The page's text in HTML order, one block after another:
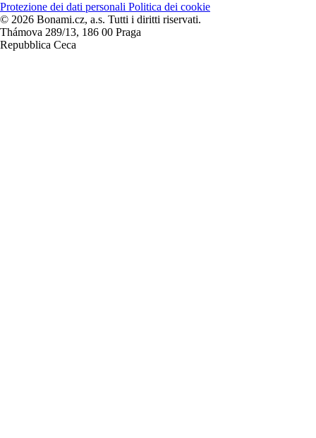
Protezione dei dati personali Politica dei cookie
© 2026 Bonami.cz, a.s. Tutti i diritti riservati.
Thámova 289/13, 186 00 Praga
Repubblica Ceca